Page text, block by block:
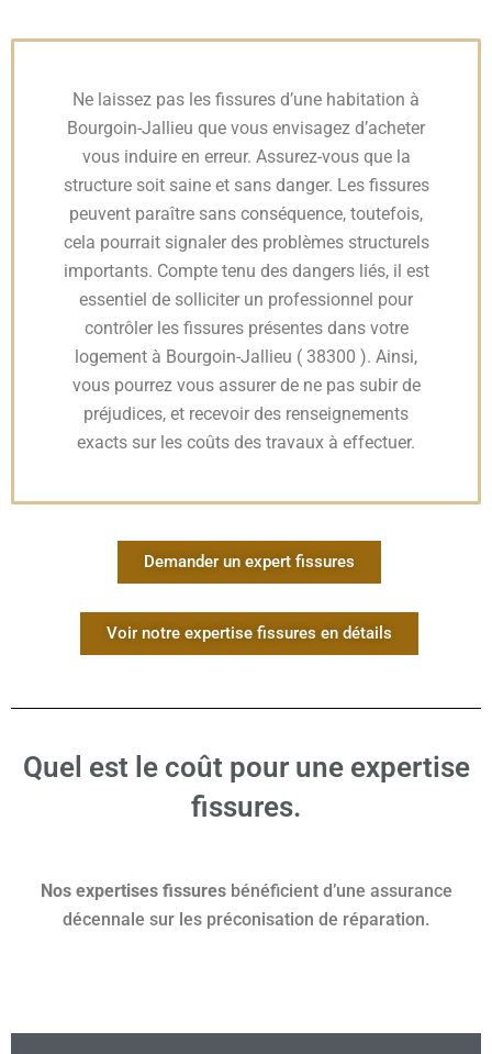
Ne laissez pas les fissures d’une habitation à
Bourgoin-Jallieu que vous envisagez d’acheter
vous induire en erreur. Assurez-vous que la
structure soit saine et sans danger. Les fissures
peuvent paraître sans conséquence, toutefois,
cela pourrait signaler des problèmes structurels
importants. Compte tenu des dangers liés, il est
essentiel de solliciter un professionnel pour
contrôler les fissures présentes dans votre
logement à Bourgoin-Jallieu ( 38300 ). Ainsi,
vous pourrez vous assurer de ne pas subir de
préjudices, et recevoir des renseignements
exacts sur les coûts des travaux à effectuer.
Demander un expert fissures
Voir notre expertise fissures en détails
Quel est le coût pour une expertise
fissures.
Nos expertises fissuresbénéficient d’une assurance
décennale sur les préconisation de réparation.